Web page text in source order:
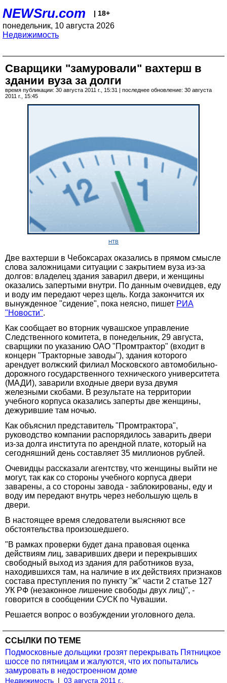
NEWSru.com | 18+
понедельник, 10 августа 2026
Недвижимость
Сварщики "замуровали" вахтерш в
здании вуза за долги
время публикации: 30 августа 2011 г., 15:31 | последнее обновление: 30 августа
2011 г., 15:45
НТВ
Две вахтерши в Чебоксарах оказались в прямом смысле
слова заложницами ситуации с закрытием вуза из-за
долгов: владелец здания заварил двери, и женщины
оказались запертыми внутри. По данным очевидцев, еду
и воду им передают через щель. Когда закончится их
вынужденное "сидение", пока неясно, пишет РИА
"Новости".
Как сообщает во вторник чувашское управление
Следственного комитета, в понедельник, 29 августа,
сварщики по указанию ОАО "Промтрактор" (входит в
концерн "Тракторные заводы"), здания которого
арендует волжский филиал Московского автомобильно-
дорожного государственного технического университета
(МАДИ), заварили входные двери вуза двумя
железными скобами. В результате на территории
учебного корпуса оказались заперты две женщины,
дежурившие там ночью.
Как объяснил представитель "Промтрактора",
руководство компании распорядилось заварить двери
из-за долга института по арендной плате, который на
сегодняшний день составляет 35 миллионов рублей.
Очевидцы рассказали агентству, что женщины выйти не
могут, так как со стороны учебного корпуса двери
заварены, а со стороны завода - заблокированы, еду и
воду им передают внутрь через небольшую щель в
двери.
В настоящее время следователи выясняют все
обстоятельства произошедшего.
"В рамках проверки будет дана правовая оценка
действиям лиц, заваривших двери и перекрывших
свободный выход из здания для работников вуза,
находившихся там, на наличие в их действиях признаков
состава преступления по пункту "ж" части 2 статье 127
УК РФ (незаконное лишение свободы двух лиц)", -
говорится в сообщении СУСК по Чувашии.
Решается вопрос о возбуждении уголовного дела.
ССЫЛКИ ПО ТЕМЕ
Подмосковные дольщики грозят перекрывать Пятницкое
шоссе по пятницам и жалуются, что их попытались
замуровать в недостроенном доме
Недвижимость | 03 августа 2011 г.,